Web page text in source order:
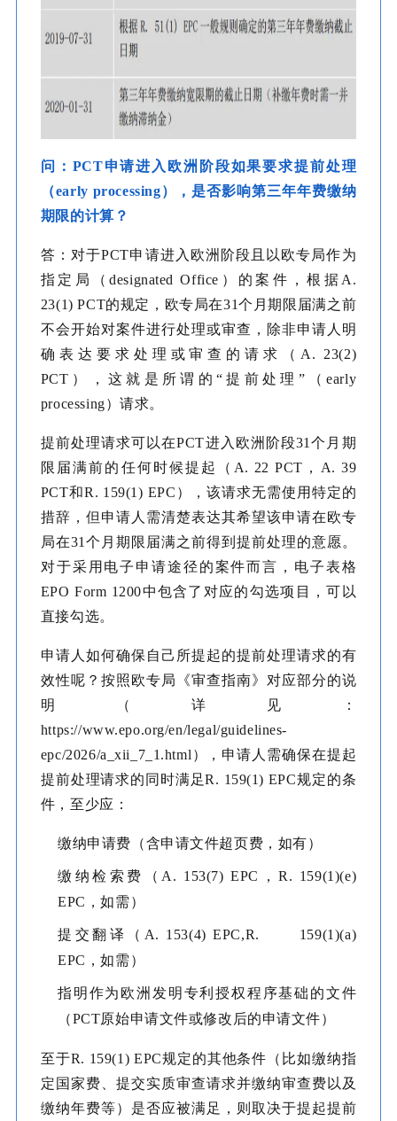
问：PCT申请进入欧洲阶段如果要求提前处理
（early processing），是否影响第三年年费缴纳
期限的计算？
答：对于PCT申请进入欧洲阶段且以欧专局作为
指定局（designated Office）的案件，根据A.
23(1) PCT的规定，欧专局在31个月期限届满之前
不会开始对案件进行处理或审查，除非申请人明
确表达要求处理或审查的请求（A. 23(2)
PCT），这就是所谓的“提前处理”（early
processing）请求。
提前处理请求可以在PCT进入欧洲阶段31个月期
限届满前的任何时候提起（A. 22 PCT，A. 39
PCT和R. 159(1) EPC），该请求无需使用特定的
措辞，但申请人需清楚表达其希望该申请在欧专
局在31个月期限届满之前得到提前处理的意愿。
对于采用电子申请途径的案件而言，电子表格
EPO Form 1200中包含了对应的勾选项目，可以
直接勾选。
申请人如何确保自己所提起的提前处理请求的有
效性呢？按照欧专局《审查指南》对应部分的说
明（详见：
https://www.epo.org/en/legal/guidelines-
epc/2026/a_xii_7_1.html），申请人需确保在提起
提前处理请求的同时满足R. 159(1) EPC规定的条
件，至少应：
缴纳申请费（含申请文件超页费，如有）
缴纳检索费（A. 153(7) EPC，R. 159(1)(e)
EPC，如需）
提交翻译（A. 153(4) EPC,R. 159(1)(a)
EPC，如需）
指明作为欧洲发明专利授权程序基础的文件
（PCT原始申请文件或修改后的申请文件）
至于R. 159(1) EPC规定的其他条件（比如缴纳指
定国家费、提交实质审查请求并缴纳审查费以及
缴纳年费等）是否应被满足，则取决于提起提前